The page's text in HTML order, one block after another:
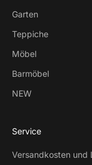
Garten
Teppiche
Möbel
Barmöbel
NEW
Service
Versandkosten und